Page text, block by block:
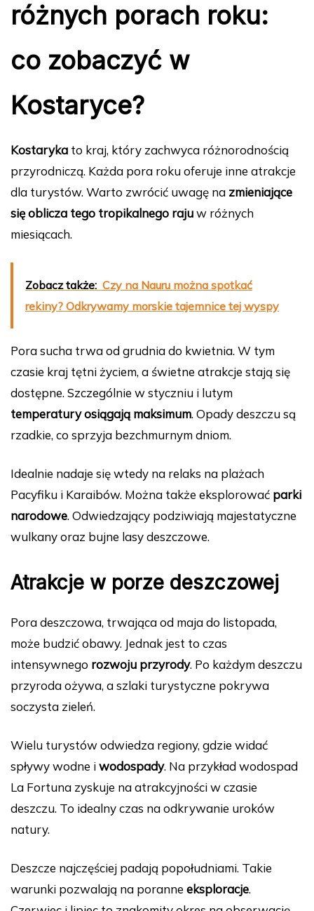
różnych porach roku:
co zobaczyć w
Kostaryce?
Kostaryka to kraj, który zachwyca różnorodnością
przyrodniczą. Każda pora roku oferuje inne atrakcje
dla turystów. Warto zwrócić uwagę na zmieniające
się oblicza tego tropikalnego rajuw różnych
miesiącach.
Zobacz także: Czy na Nauru można spotkać
rekiny? Odkrywamy morskie tajemnice tej wyspy
Pora sucha trwa od grudnia do kwietnia. W tym
czasie kraj tętni życiem, a świetne atrakcje stają się
dostępne. Szczególnie w styczniu i lutym
temperatury osiągają maksimum. Opady deszczu są
rzadkie, co sprzyja bezchmurnym dniom.
Idealnie nadaje się wtedy na relaks na plażach
Pacyfiku i Karaibów. Można także eksplorować parki
narodowe. Odwiedzający podziwiają majestatyczne
wulkany oraz bujne lasy deszczowe.
Atrakcje w porze deszczowej
Pora deszczowa, trwająca od maja do listopada,
może budzić obawy. Jednak jest to czas
intensywnego rozwoju przyrody. Po każdym deszczu
przyroda ożywa, a szlaki turystyczne pokrywa
soczysta zieleń.
Wielu turystów odwiedza regiony, gdzie widać
spływy wodne iwodospady. Na przykład wodospad
La Fortuna zyskuje na atrakcyjności w czasie
deszczu. To idealny czas na odkrywanie uroków
natury.
Deszcze najczęściej padają popołudniami. Takie
warunki pozwalają na poranne eksploracje.